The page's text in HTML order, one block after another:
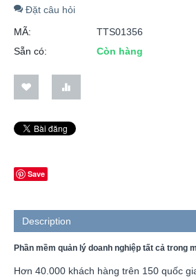
Đặt câu hỏi
MÃ:
TTS01356
Sẵn có:
Còn hàng
Save
Description
Phần mềm quản lý doanh nghiệp tất cả trong
Hơn 40.000 khách hàng trên 150 quốc